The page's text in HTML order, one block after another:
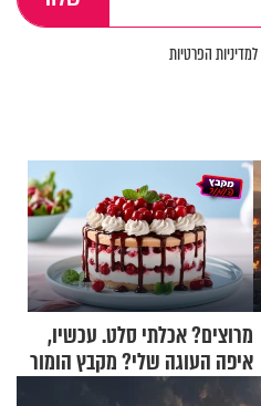
למדיניות הפרטיות
מרוצים? אכלתי סלט. עכשיו,
איפה העוגה שלי? מקבץ הומור
כייפי מספר 1